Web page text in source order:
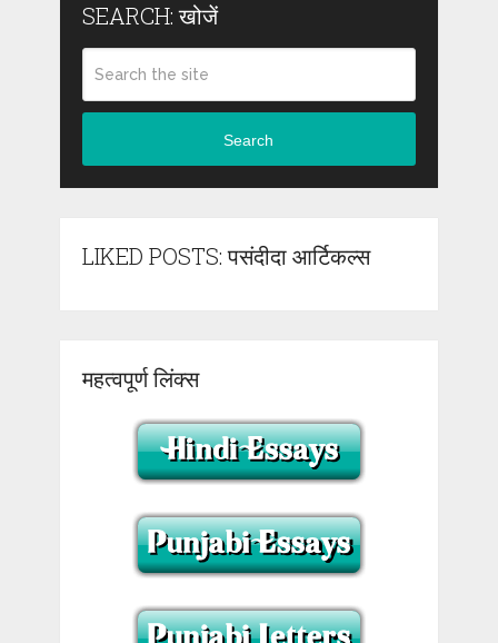
SEARCH: खोजें
Search
LIKED POSTS: पसंदीदा आर्टिकल्स
महत्वपूर्ण लिंक्स